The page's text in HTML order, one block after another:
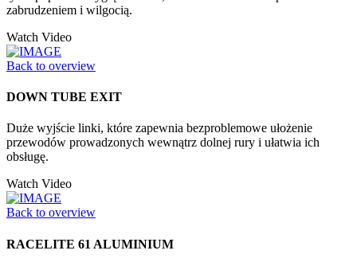
zabrudzeniem i wilgocią.
Watch Video
Back to overview
DOWN TUBE EXIT
Duże wyjście linki, które zapewnia bezproblemowe ułożenie
przewodów prowadzonych wewnątrz dolnej rury i ułatwia ich
obsługę.
Watch Video
Back to overview
RACELITE 61 ALUMINIUM